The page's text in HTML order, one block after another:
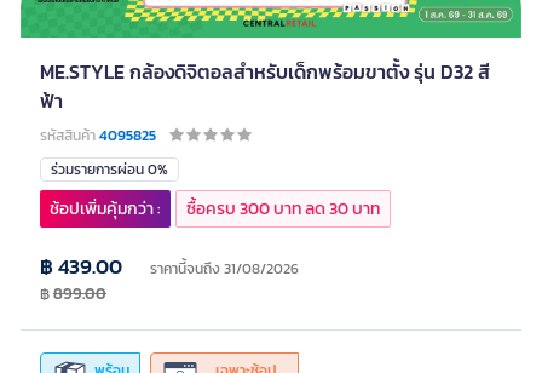
ME.STYLE กล้องดิจิตอลสำหรับเด็กพร้อมขาตั้ง รุ่น D32 สี
ฟ้า
รหัสสินค้า4095825
ร่วมรายการผ่อน 0%
฿ 439.00 ราคานี้จนถึง 31/08/2026
฿899.00
ช้อปเพิ่มคุ้มกว่า : ซื้อครบ 300 บาท ลด 30 บาท